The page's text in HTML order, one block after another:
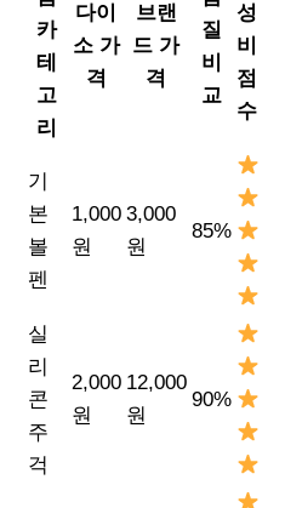
카
테
고
리
다이
소 가
격
브랜
드 가
격
질
비
교
성
비
점
수
기
본
볼
펜
1,000
원
3,000
원
85%
실
리
콘
주
걱
2,000
원
12,000
원
90%